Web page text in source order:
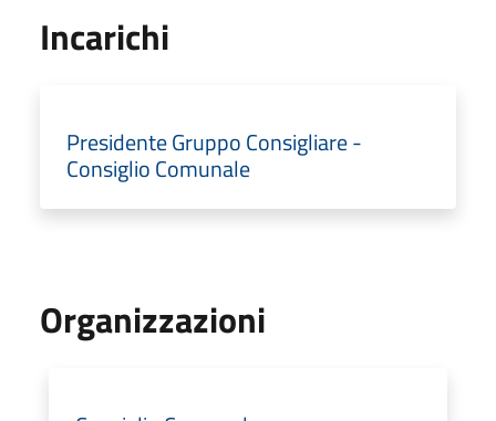
Incarichi
Presidente Gruppo Consigliare -
Consiglio Comunale
Organizzazioni